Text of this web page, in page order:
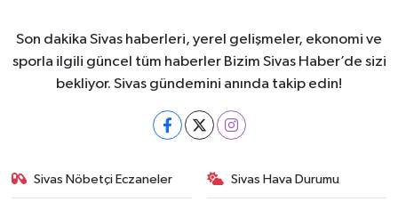
Son dakika Sivas haberleri, yerel gelişmeler, ekonomi ve
sporla ilgili güncel tüm haberler Bizim Sivas Haber’de sizi
bekliyor. Sivas gündemini anında takip edin!
Sivas Nöbetçi Eczaneler Sivas Hava Durumu